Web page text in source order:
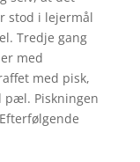
stod i lejermål
Tredje gang
med
med pisk,
pæl. Piskningen